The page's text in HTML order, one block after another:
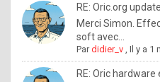
RE: Oric.org
Merci Simon.
soft avec...
Pardidier_v ,Il y a 1
RE: Oric hardware